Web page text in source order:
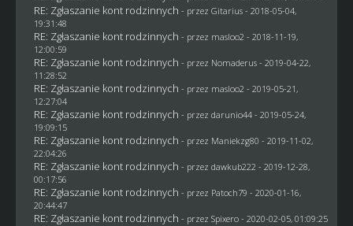
RE: Zgłaszanie kont rodzinnych - przez Gitarius- 2018-05-04,
19:31:48
RE: Zgłaszanie kont rodzinnych - przez masloo2 - 2018-11-19,
12:00:59
RE: Zgłaszanie kont rodzinnych - przez Nomaderus- 2019-04-22,
11:28:52
RE: Zgłaszanie kont rodzinnych - przez masloo2 - 2019-05-21,
12:27:04
RE: Zgłaszanie kont rodzinnych - przez darunio44- 2019-05-24,
19:09:15
RE: Zgłaszanie kont rodzinnych - przez Maniekzg80 - 2019-11-02,
22:04:26
RE: Zgłaszanie kont rodzinnych - przez dawkub222 - 2019-12-28,
00:17:56
RE: Zgłaszanie kont rodzinnych - przez Patoch79 - 2020-01-16,
20:44:47
RE: Zgłaszanie kont rodzinnych - przez Spixero- 2020-02-05, 01:09:25